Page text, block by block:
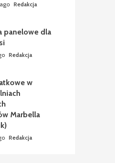
Redakcja
panelowe dla
Redakcja
w
Marbella
Redakcja